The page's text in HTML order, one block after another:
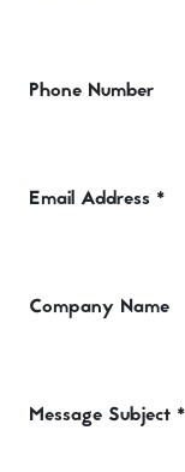
Phone Number
Email Address *
Company Name
Message Subject *